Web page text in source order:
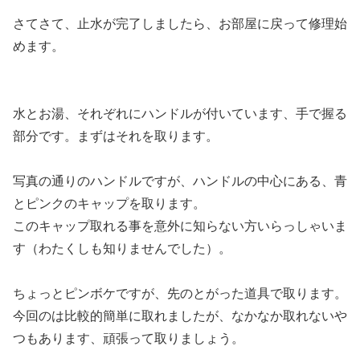
さてさて、止水が完了しましたら、お部屋に戻って修理始
めます。
水とお湯、それぞれにハンドルが付いています、手で握る
部分です。まずはそれを取ります。
写真の通りのハンドルですが、ハンドルの中心にある、青
とピンクのキャップを取ります。
このキャップ取れる事を意外に知らない方いらっしゃいま
す（わたくしも知りませんでした）。
ちょっとピンボケですが、先のとがった道具で取ります。
今回のは比較的簡単に取れましたが、なかなか取れないや
つもあります、頑張って取りましょう。